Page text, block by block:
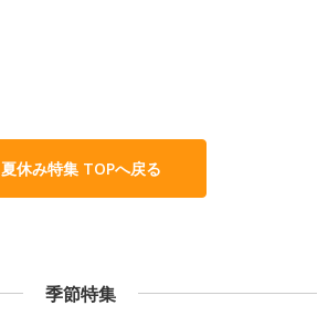
夏休み特集 TOPへ戻る
季節特集